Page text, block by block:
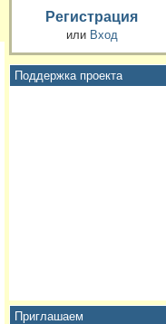
Регистрация
или Вход
Поддержка проекта
Приглашаем